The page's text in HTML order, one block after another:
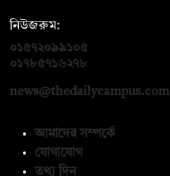
নিউজরুম:
০১৫৭২০৯৯১০৫
০১৭৮৫৭১৬২৭৮
news@thedailycampus.com
আমাদের সম্পর্কে
যোগাযোগ
তথ্য দিন